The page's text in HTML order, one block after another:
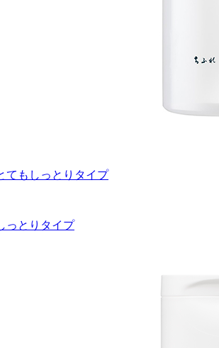
てもしっとりタイプ
っとりタイプ